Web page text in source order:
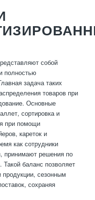
собой
полностью
задача таких
товаров при
Основные
сортировка и
при помощи
кареток и
как сотрудники
принимают решения по
баланс позволяет
сезонным
сохраняя